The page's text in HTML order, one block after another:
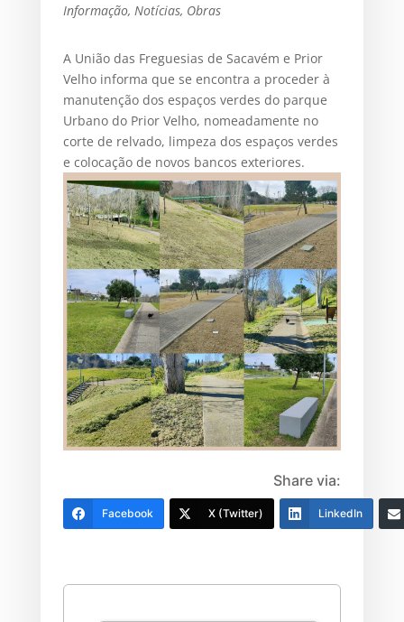
Informação, Notícias, Obras
A União das Freguesias de Sacavém e Prior
Velho informa que se encontra a proceder à
manutenção dos espaços verdes do parque
Urbano do Prior Velho, nomeadamente no
corte de relvado, limpeza dos espaços verdes
e colocação de novos bancos exteriores.
Share via:
Facebook X (Twitter) LinkedIn